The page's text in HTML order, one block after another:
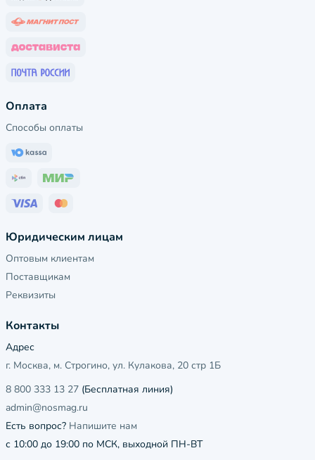
Оплата
Способы оплаты
Юридическим лицам
Оптовым клиентам
Поставщикам
Реквизиты
Контакты
Адрес
г. Москва, м. Строгино, ул. Кулакова, 20 стр 1Б
8 800 333 13 27 (Бесплатная линия)
admin@nosmag.ru
Есть вопрос? Напишите нам
с 10:00 до 19:00 по МСК, выходной ПН-ВТ